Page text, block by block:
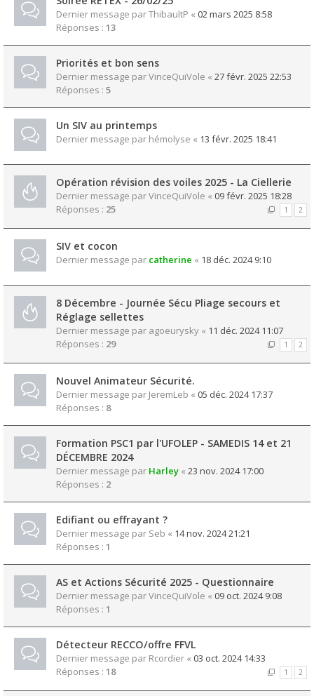
Dernier message parThibaultP « 02 mars 2025 8:58
Réponses : 13
Priorités et bon sens
Dernier message parVinceQuiVole « 27 févr. 2025 22:53
Réponses : 5
Un SIV au printemps
Dernier message par hémolyse « 13 févr. 2025 18:41
Opération révision des voiles 2025 - La Ciellerie
Dernier message parVinceQuiVole « 09 févr. 2025 18:28
Réponses : 25 1 2
SIV et cocon
Dernier message par catherine « 18 déc. 2024 9:10
8 Décembre - Journée Sécu Pliage secours et
Réglage sellettes
Dernier message par agoeurysky « 11 déc. 2024 11:07
Réponses : 29 1 2
Nouvel Animateur Sécurité.
Dernier message par JeremLeb « 05 déc. 2024 17:37
Réponses : 8
Formation PSC1 par l'UFOLEP - SAMEDIS 14 et 21
DÉCEMBRE 2024
Dernier message par Harley « 23 nov. 2024 17:00
Réponses : 2
Edifiant ou effrayant ?
Dernier message par Seb « 14 nov. 2024 21:21
Réponses : 1
AS et Actions Sécurité 2025 - Questionnaire
Dernier message parVinceQuiVole « 09 oct. 2024 9:08
Réponses : 1
Détecteur RECCO/offre FFVL
Dernier message par Rcordier « 03 oct. 2024 14:33
Réponses : 18 1 2